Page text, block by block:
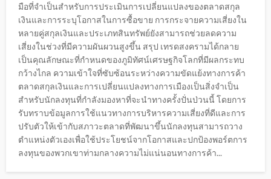
มือที่จำเป็นสำหรับการประเมินการเปลี่ยนแปลงของตลาดสกุล
เงินและการระบุโอกาสในการซื้อขาย การกระจายความเสี่ยงใน
หลายคู่สกุลเงินและประเภทสินทรัพย์ยังสามารถช่วยลดความ
เสี่ยงในช่วงที่มีความผันผวนสูงขึ้น สรุป เทรดสงครามได้กลาย
เป็นคุณลักษณะที่กำหนดของภูมิทัศน์เศรษฐกิจโลกที่มีผลกระทบ
กว้างไกล ความเข้าใจที่ซับซ้อนระหว่างความขัดแย้งทางการค้า
ตลาดสกุลเงินและการเปลี่ยนแปลงทางการเมืองเป็นสิ่งจำเป็น
สำหรับนักลงทุนที่กำลังมองหาที่จะนำทางครั้งปั่นป่วนนี้ โดยการ
รับทราบข้อมูลการใช้แนวทางการบริหารความเสี่ยงที่ดีและการ
ปรับตัวให้เข้ากับสภาวะตลาดที่พัฒนาขึ้นนักลงทุนสามารถวาง
ตำแหน่งตัวเองเพื่อใช้ประโยชน์จากโอกาสและปกป้องพอร์ตการ
ลงทุนของพวกเขาท่ามกลางความไม่แน่นอนทางการค้า...